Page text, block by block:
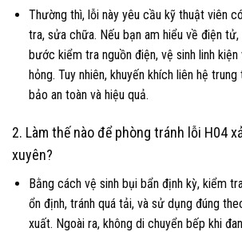
Thường thì, lỗi này yêu cầu kỹ thuật viên
tra, sửa chữa. Nếu bạn am hiểu về điện
bước kiểm tra nguồn điện, vệ sinh linh
hỏng. Tuy nhiên, khuyến khích liên hệ
bảo an toàn và hiệu quả.
2. Làm thế nào để phòng tránh lỗi H04
xuyên?
Bằng cách vệ sinh bụi bẩn định kỳ, kiểm
ổn định, tránh quá tải, và sử dụng đúng
xuất. Ngoài ra, không di chuyển bếp khi